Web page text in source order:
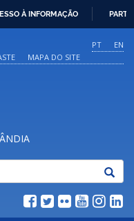
À INFORMAÇÃO
PT
EN
MAPA DO SITE